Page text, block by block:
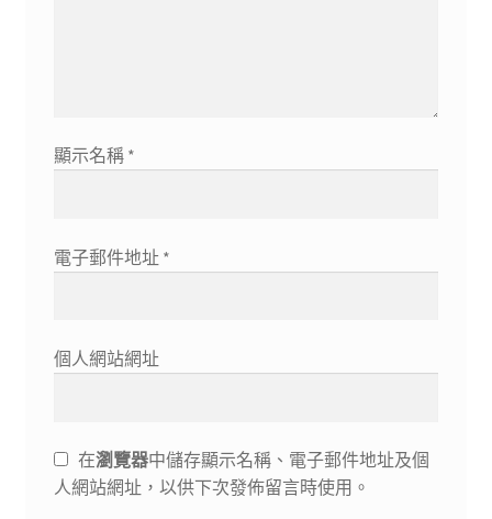
顯示名稱 *
電子郵件地址 *
個人網站網址
在瀏覽器中儲存顯示名稱、電子郵件地址及個
人網站網址，以供下次發佈留言時使用。